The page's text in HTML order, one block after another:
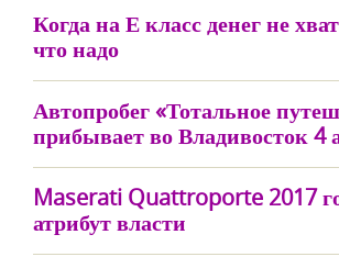
Когда на Е класс денег не
что надо
Автопробег «Тотальное
прибывает во Владивосток 4
Maserati Quattroporte 2017
атрибут власти